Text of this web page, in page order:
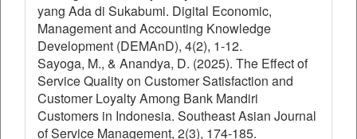
yang Ada di Sukabumi. Digital Economic,
Management and Accounting Knowledge
Development (DEMAnD), 4(2), 1-12.
Sayoga, M., & Anandya, D. (2025). The Effect of
Service Quality on Customer Satisfaction and
Customer Loyalty Among Bank Mandiri
Customers in Indonesia. Southeast Asian Journal
of Service Management, 2(3), 174-185.